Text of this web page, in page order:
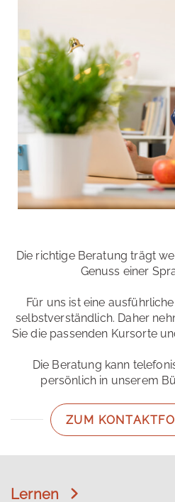
Die richtige Beratung trägt
Genuss einer
Für uns ist eine
selbstverständlich. Daher
Sie die passenden Kursorte
Die Beratung kann
persönlich in unserem
ZUM
Lernen